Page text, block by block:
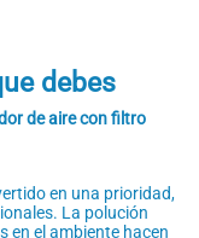
debes
de aire con filtro
en una prioridad,
La polución
en el ambiente hacen